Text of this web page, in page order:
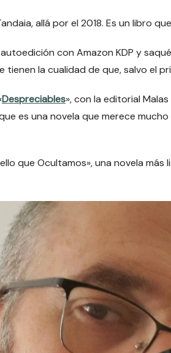
allá por el 2018. Es un libro
con Amazon KDP y
la cualidad de que, salvo el
Despreciables», con la editorial
es una novela que merece
que Ocultamos», una novela